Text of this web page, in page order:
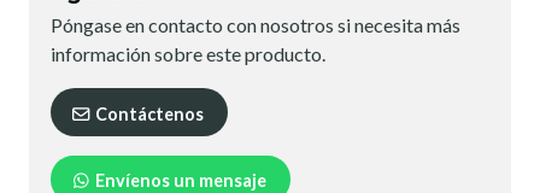
Póngase en contacto con nosotros si necesita más
información sobre este producto.
Contáctenos
Envíenos un mensaje